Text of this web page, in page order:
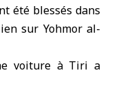
été blessés dans
sur Yohmor al-
voiture à Tiri a